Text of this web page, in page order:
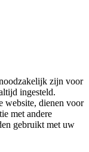
zijn voor
ingesteld.
website, dienen voor
met andere
gebruikt met uw